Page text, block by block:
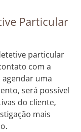
Particular
particular
com a
agendar uma
será possível
do cliente,
mais